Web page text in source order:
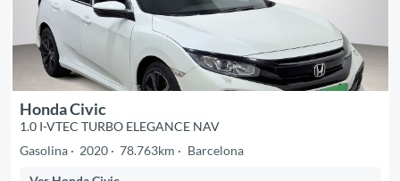
Honda Civic
1.0 I-VTEC TURBO ELEGANCE NAV
Gasolina
2020 78.763km Barcelona